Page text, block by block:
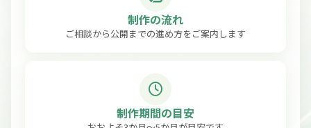
制作の流れ
ご相談から公開までの進め方をご案内します
制作期間の目安